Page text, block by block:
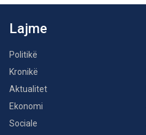
Lajme
Politikë
Kronikë
Aktualitet
Ekonomi
Sociale